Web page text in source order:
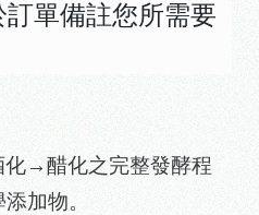
單備註您所需要
→醋化之完整發酵程
加物。